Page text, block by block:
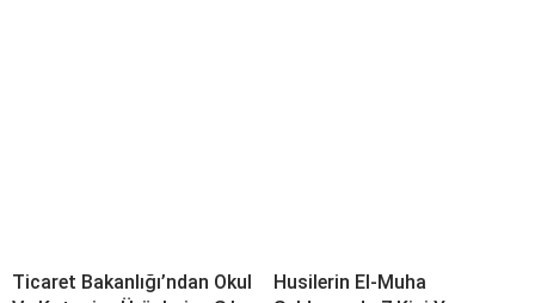
Ticaret Bakanlığı’ndan Okul
Husilerin El-Muha